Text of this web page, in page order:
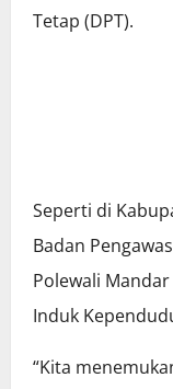
Tetap (DPT).
Seperti di
Badan
Polewali
Induk
“Kita